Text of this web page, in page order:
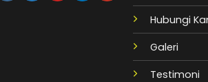
Hubungi
Galeri
Testimoni